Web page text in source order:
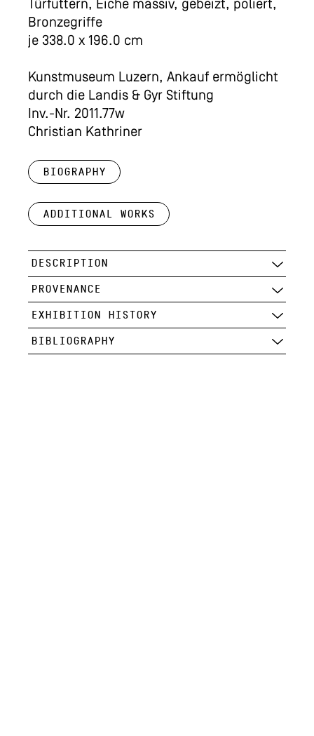
Türfuttern, Eiche massiv, gebeizt, poliert,
Bronzegriffe
je 338.0 x 196.0 cm
Kunstmuseum Luzern, Ankauf ermöglicht
durch die Landis & Gyr Stiftung
Inv.-Nr. 2011.77w
Christian Kathriner
Biography
Additional works
DESCRIPTION
PROVENANCE
EXHIBITION HISTORY
BIBLIOGRAPHY